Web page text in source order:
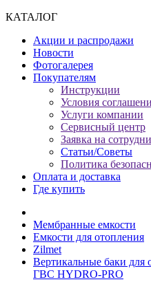
КАТАЛОГ
Акции и распродажи
Новости
Фотогалерея
Покупателям
Инструкции
Условия
Услуги компании
Сервисный центр
Заявка на
Статьи/Советы
Политика
Оплата и доставка
Где купить
Мембранные емкости
Емкости для отопления
Zilmet
Вертикальные баки для
ГВС HYDRO-PRO